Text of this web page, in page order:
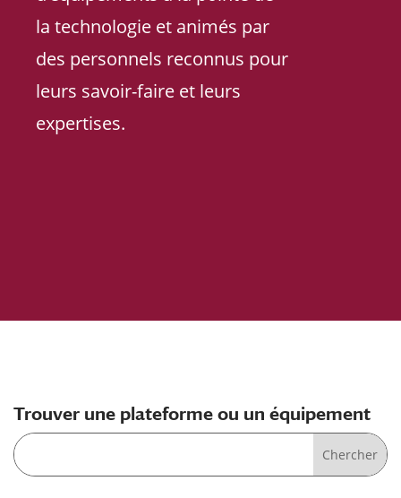
la technologie et animés par
des personnels reconnus pour
leurs savoir-faire et leurs
expertises.
Trouver une plateforme ou un équipement
Search